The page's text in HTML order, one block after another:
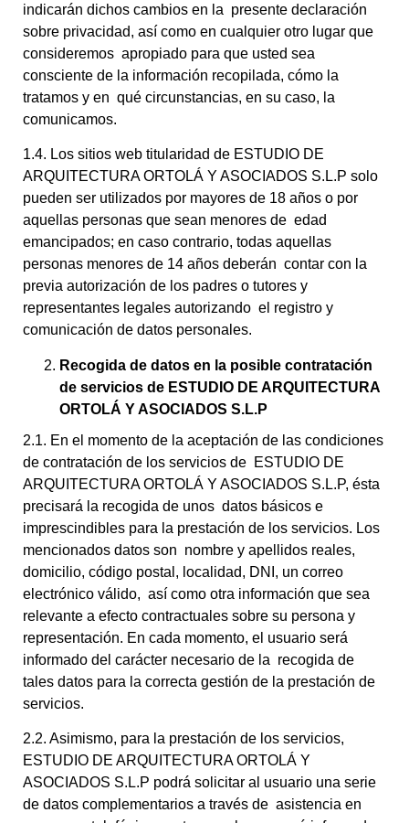
indicarán dichos cambios en la presente declaración
sobre privacidad, así como en cualquier otro lugar que
consideremos apropiado para que usted sea
consciente de la información recopilada, cómo la
tratamos y en qué circunstancias, en su caso, la
comunicamos.
1.4. Los sitios web titularidad de ESTUDIO DE
ARQUITECTURA ORTOLÁ Y ASOCIADOS S.L.P solo
pueden ser utilizados por mayores de 18 años o por
aquellas personas que sean menores de edad
emancipados; en caso contrario, todas aquellas
personas menores de 14 años deberán contar con la
previa autorización de los padres o tutores y
representantes legales autorizando el registro y
comunicación de datos personales.
Recogida de datos en la posible contratación
de servicios de ESTUDIO DE ARQUITECTURA
ORTOLÁ Y ASOCIADOS S.L.P
2.1. En el momento de la aceptación de las condiciones
de contratación de los servicios de ESTUDIO DE
ARQUITECTURA ORTOLÁ Y ASOCIADOS S.L.P, ésta
precisará la recogida de unos datos básicos e
imprescindibles para la prestación de los servicios. Los
mencionados datos son nombre y apellidos reales,
domicilio, código postal, localidad, DNI, un correo
electrónico válido, así como otra información que sea
relevante a efecto contractuales sobre su persona y
representación. En cada momento, el usuario será
informado del carácter necesario de la recogida de
tales datos para la correcta gestión de la prestación de
servicios.
2.2. Asimismo, para la prestación de los servicios,
ESTUDIO DE ARQUITECTURA ORTOLÁ Y
ASOCIADOS S.L.P podrá solicitar al usuario una serie
de datos complementarios a través de asistencia en